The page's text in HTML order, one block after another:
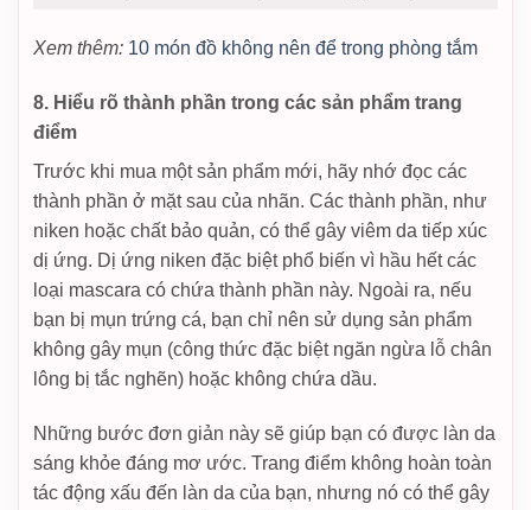
Xem thêm: 10 món đồ không nên để trong phòng tắm
8. Hiểu rõ thành phần trong các sản phẩm trang
điểm
Trước khi mua một sản phẩm mới, hãy nhớ đọc các
thành phần ở mặt sau của nhãn. Các thành phần, như
niken hoặc chất bảo quản, có thể gây viêm da tiếp xúc
dị ứng. Dị ứng niken đặc biệt phổ biến vì hầu hết các
loại mascara có chứa thành phần này. Ngoài ra, nếu
bạn bị mụn trứng cá, bạn chỉ nên sử dụng sản phẩm
không gây mụn (công thức đặc biệt ngăn ngừa lỗ chân
lông bị tắc nghẽn) hoặc không chứa dầu.
Những bước đơn giản này sẽ giúp bạn có được làn da
sáng khỏe đáng mơ ước. Trang điểm không hoàn toàn
tác động xấu đến làn da của bạn, nhưng nó có thể gây